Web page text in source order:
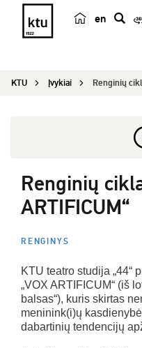
en
e
KTU Įvykiai Renginių ciklas „VOX
Renginių
ARTIFICUM“
RENGINYS
KTU teatro studija „44“
„VOX ARTIFICUM“ (iš
balsas“), kuris skirtas
meninink(i)ų
dabartinių tendencijų